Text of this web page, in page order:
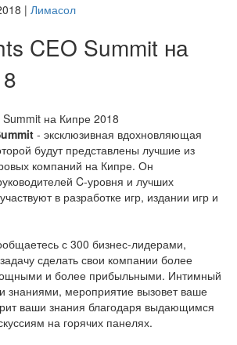
| Лимасол
CEO Summit на
- эксклюзивная вдохновляющая
будут представлены лучшие из
компаний на Кипре. Он
C-уровня и лучших
в разработке игр, издании игр и
с 300 бизнес-лидерами,
сделать свои компании более
и более прибыльными. Интимный
знаниями, мероприятие вызовет ваше
ваши знания благодаря выдающимся
на горячих панелях.